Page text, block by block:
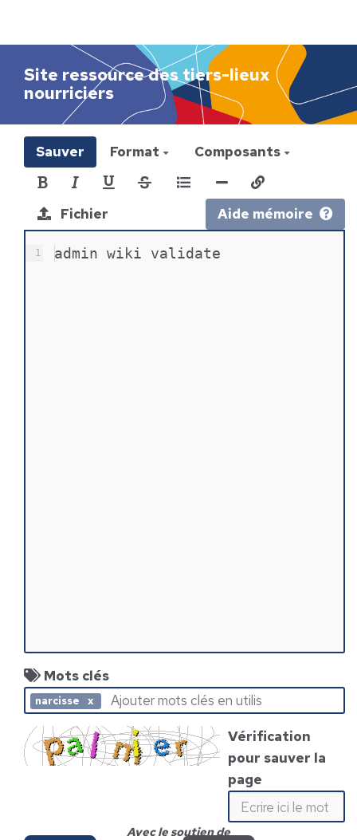
r
h
e
r
Site ressource des tiers-lieux
nourriciers
Sauver Format Composants
Aide mémoire
Fichier
1 admin wiki validate
Mots clés
narcisse
Vérification
pour sauver la
page
Avec le soutien de